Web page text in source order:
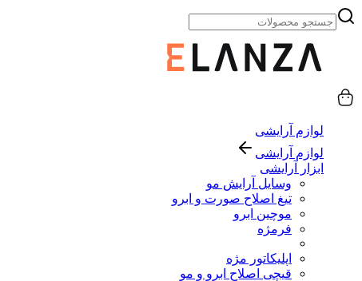
لوازم آرایشی
لوازم آرایشی
ابزار آرایشی
وسایل آرایش مو
تیغ اصلاح صورت و ابرو
موچین ابرو
فرمژه
اپلیکاتور مژه
قیچی اصلاح ابرو و مو